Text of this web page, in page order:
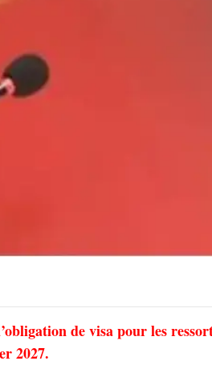
de visa pour les
2027.